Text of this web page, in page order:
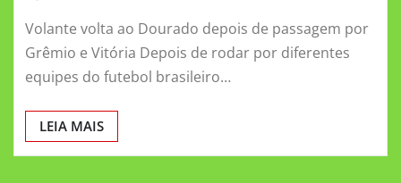
Volante volta ao Dourado depois de passagem por
Grêmio e Vitória Depois de rodar por diferentes
equipes do futebol brasileiro…
LEIA MAIS